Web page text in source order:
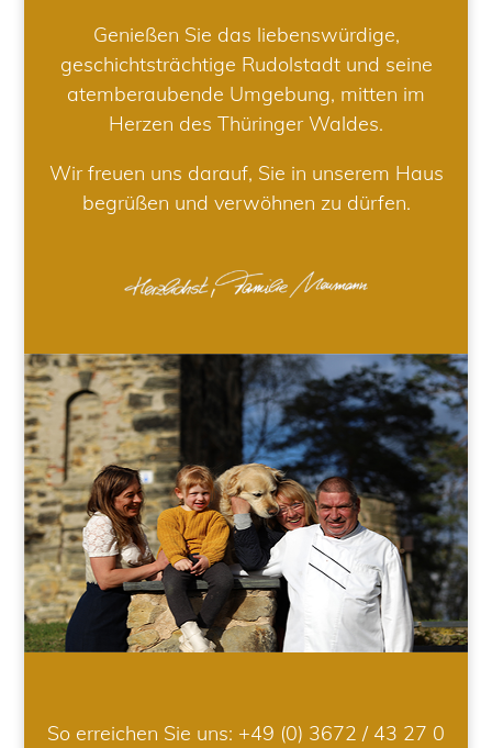
Genießen Sie das liebenswürdige,
geschichtsträchtige Rudolstadt und seine
atemberaubende Umgebung, mitten im
Herzen des Thüringer Waldes.
Wir freuen uns darauf, Sie in unserem Haus
begrüßen und verwöhnen zu dürfen.
So erreichen Sie uns: +49 (0) 3672 / 43 27 0